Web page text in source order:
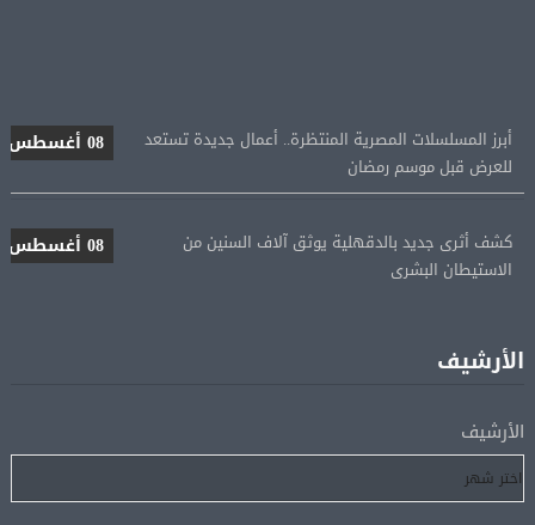
للعرض قبل موسم رمضان
الاستيطان البشرى
خلاف متصاعد بشأن الهجرة
الأرشيف
الأرشيف